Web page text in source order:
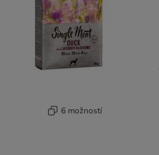
6 možností